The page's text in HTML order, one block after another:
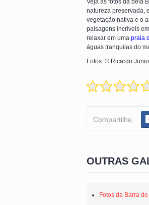
Veja as fotos da bela
natureza preservada,
vegetação nativa e o
paisagens incríveis
relaxar em uma praia
águas tranquilas do
Fotos: © Ricardo
Compartilhe
OUTRAS
Fotos da Barra